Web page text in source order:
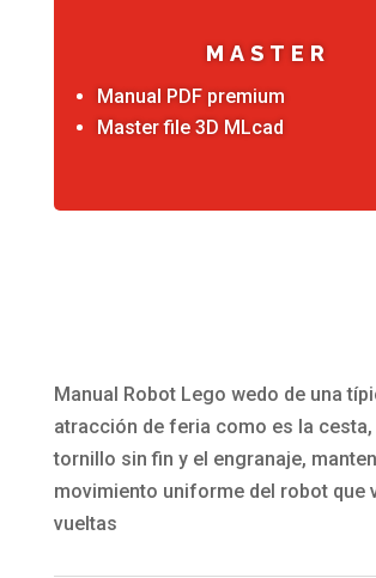
MASTER
Manual PDF premium
Master file 3D MLcad
Manual Robot Lego wedo de una
atracción de feria como es la cesta,
tornillo sin fin y el engranaje,
movimiento uniforme del robot que
vueltas